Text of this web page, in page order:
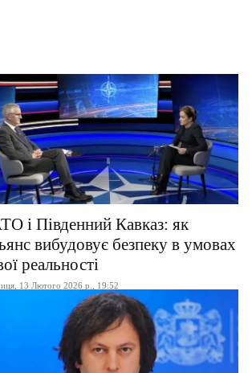
і Південний Кавказ: як
вибудовує безпеку в умовах
реальності
13 Лютого 2026 р., 19:52